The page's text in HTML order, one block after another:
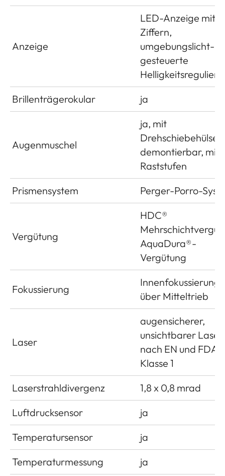
Anzeige
LED-Anzeige mit 4
Ziffern,
umgebungslicht­
gesteuerte
Brillenträgerokular
ja
Augenmuschel
ja, mit
Drehschiebehülse,
demontierbar, mit
Raststufen
Prismensystem
Perger-Porro-
Vergütung
HDC®
AquaDura®-
Vergütung
Fokussierung
Innenfokussierung
über Mitteltrieb
Laser
augensicherer,
unsichtbarer Laser
nach EN und FDA
Klasse 1
Laserstrahldivergenz
1,8 x 0,8 mrad
Luftdrucksensor
ja
Temperatursensor
ja
Temperaturmessung
ja